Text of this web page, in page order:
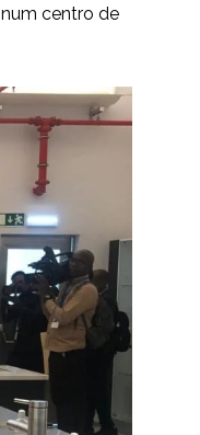
centro de